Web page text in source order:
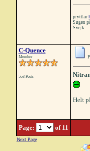
pryttlar
Sugen
Svejk
C-Quence
Member
553 Posts
Helt
Page: of 11
Next Page